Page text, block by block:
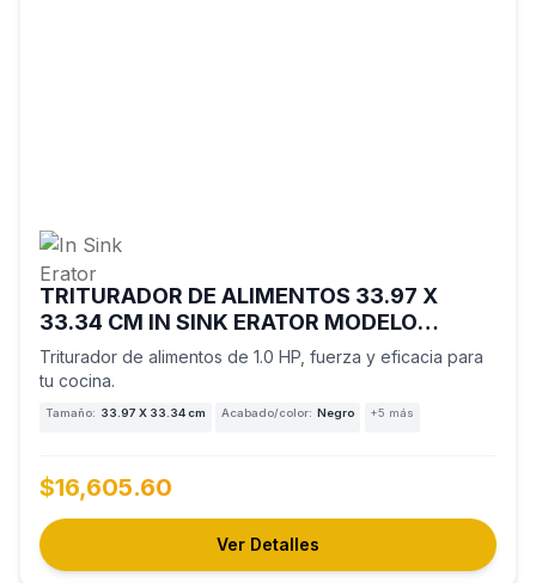
TRITURADOR DE ALIMENTOS 33.97 X
33.34 CM IN SINK ERATOR MODELO
EVOLUTION PLUS 1000 SR
Triturador de alimentos de 1.0 HP, fuerza y eficacia para
tu cocina.
Tamaño: 33.97 X 33.34 cm Acabado/color: Negro +5 más
$16,605.60
Ver Detalles